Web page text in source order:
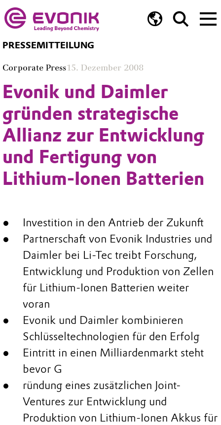
PRESSEMITTEILUNG
Corporate Press15. Dezember 2008
Evonik und Daimler
gründen strategische
Allianz zur Entwicklung
und Fertigung von
Lithium-Ionen Batterien
Investition in den Antrieb der Zukunft
Partnerschaft von Evonik Industries und
Daimler bei Li-Tec treibt Forschung,
Entwicklung und Produktion von Zellen
für Lithium-Ionen Batterien weiter
voran
Evonik und Daimler kombinieren
Schlüsseltechnologien für den Erfolg
Eintritt in einen Milliardenmarkt steht
bevor G
ründung eines zusätzlichen Joint-
Ventures zur Entwicklung und
Produktion von Lithium-Ionen Akkus für